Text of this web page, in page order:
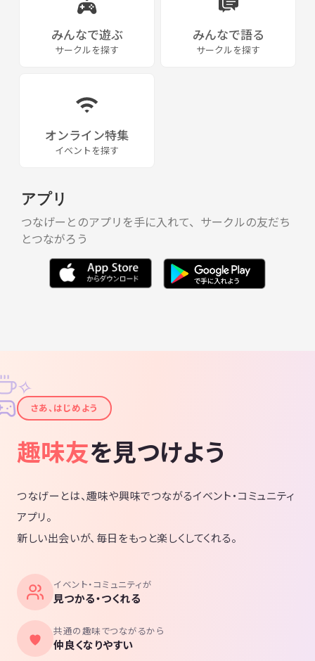
みんなで遊ぶ
サークルを探す
みんなで語る
サークルを探す
オンライン特集
イベントを探す
アプリ
つなげーとのアプリを手に入れて、サークルの友だち
とつながろう
✦
✧
さあ、はじめよう
趣味友を見つけよう
つなげーとは、趣味や興味でつながるイベント・コミュニティ
アプリ。
新しい出会いが、毎日をもっと楽しくしてくれる。
イベント・コミュニティが
見つかる・つくれる
共通の趣味でつながるから
仲良くなりやすい